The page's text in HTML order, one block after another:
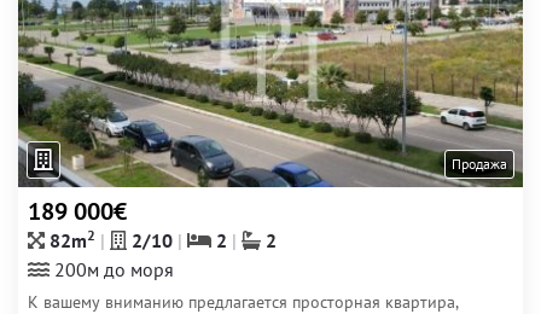
Продажа
189 000€
82m2 2/10 2
2
200м до моря
К вашему вниманию предлагается просторная квартира,